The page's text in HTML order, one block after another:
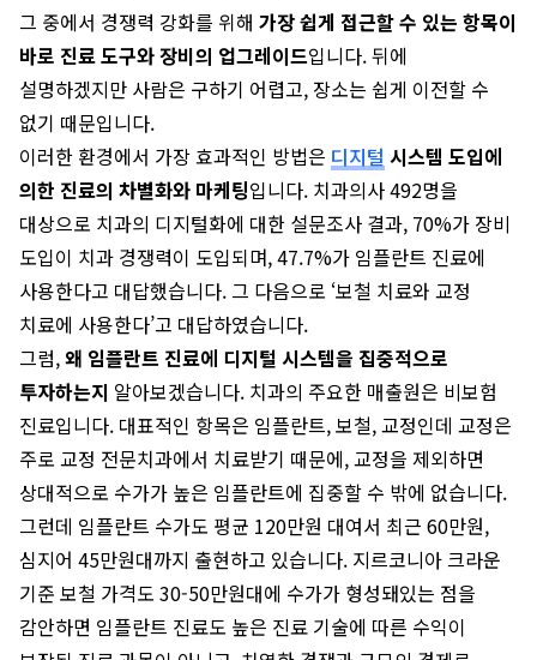
그 중에서 경쟁력 강화를 위해 가장 쉽게 접근할 수 있는 항목이
바로 진료 도구와 장비의 업그레이드입니다. 뒤에
설명하겠지만 사람은 구하기 어렵고, 장소는 쉽게 이전할 수
없기 때문입니다.
이러한 환경에서 가장 효과적인 방법은 디지털 시스템 도입에
의한 진료의 차별화와 마케팅입니다. 치과의사 492명을
대상으로 치과의 디지털화에 대한 설문조사 결과, 70%가 장비
도입이 치과 경쟁력이 도입되며, 47.7%가 임플란트 진료에
사용한다고 대답했습니다. 그 다음으로 ‘보철 치료와 교정
치료에 사용한다’고 대답하였습니다.
그럼,왜 임플란트 진료에 디지털 시스템을 집중적으로
투자하는지 알아보겠습니다. 치과의 주요한 매출원은 비보험
진료입니다. 대표적인 항목은 임플란트, 보철, 교정인데 교정은
주로 교정 전문치과에서 치료받기 때문에, 교정을 제외하면
상대적으로 수가가 높은 임플란트에 집중할 수 밖에 없습니다.
그런데 임플란트 수가도 평균 120만원 대여서 최근 60만원,
심지어 45만원대까지 출현하고 있습니다. 지르코니아 크라운
기준 보철 가격도 30-50만원대에 수가가 형성돼있는 점을
감안하면 임플란트 진료도 높은 진료 기술에 따른 수익이